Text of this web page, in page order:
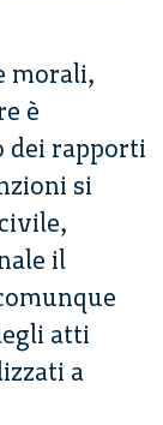
morali,
è
dei rapporti
si
il
atti
a